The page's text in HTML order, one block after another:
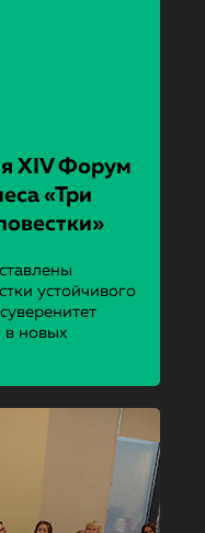
XIV Форум
«Три
устойчивого
в новых